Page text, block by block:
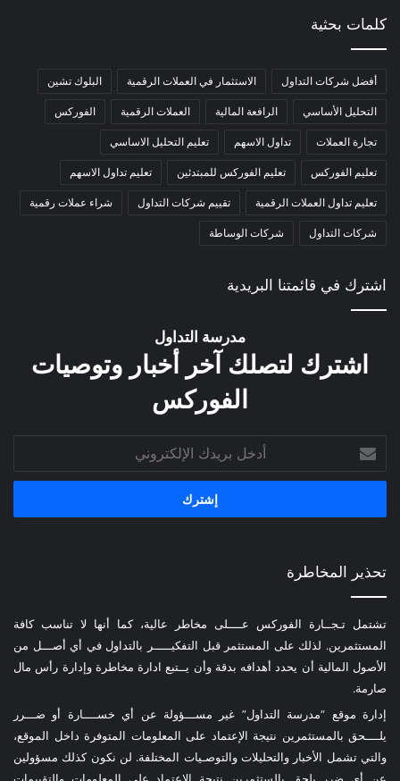
كلمات بحثية
أفضل شركات التداول الاستثمار في العملات الرقمية البلوك تشين
التحليل الأساسي الرافعة المالية العملات الرقمية الفوركس
تجارة العملات تداول الاسهم تعليم التحليل الاساسي
تعليم الفوركس تعليم الفوركس للمبتدئين تعليم تداول الاسهم
تعليم تداول العملات الرقمية تقييم شركات التداول شراء عملات رقمية
شركات التداول شركات الوساطة
اشترك في قائمتنا البريدية
مدرسة التداول
اشترك لتصلك آخر أخبار وتوصيات
الفوركس
بريدك
الإلكتروني
تحذير المخاطرة
تشتمل تـجــارة الفوركس عــــلى مخاطر عالية، كما أنها لا تناسب كافة
المستثمرين. لذلك على المستثمر قبل التفكيـــــر بالتداول في أي أصـــل من
الأصول المالية أن يحدد أهدافه بدقة وأن يــتبع ادارة مخاطرة وإدارة رأس مال
صارمة.
إدارة موقع “مدرسة التداول” غير مســـؤولة عن أي خســــارة أو ضـــرر
يلــــحق بالمستثمرين نتيجة الإعتماد على المعلومات المتوفرة داخل الموقع،
والتي تشمل الأخبار والتحليلات والتوصـيات المختلفة. لن نكون كذلك مسؤولين